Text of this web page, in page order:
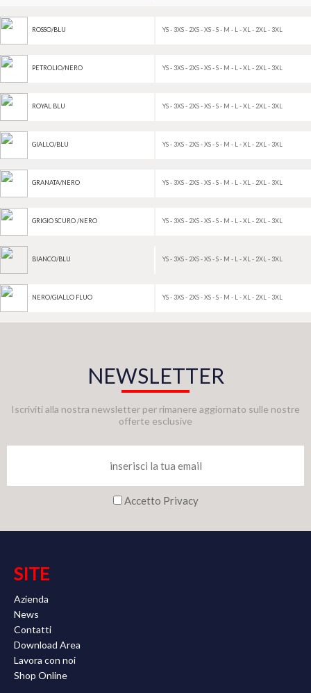
ROSSO/BLU YS - 3XS - 2XS - XS - S - M - L - XL - 2XL - 3XL
PETROLIO/NERO YS - 3XS - 2XS - XS - S - M - L - XL - 2XL - 3XL
ROYAL BLU YS - 3XS - 2XS - XS - S - M - L - XL - 2XL - 3XL
GIALLO/BLU YS - 3XS - 2XS - XS - S - M - L - XL - 2XL - 3XL
GRANATA/NERO YS - 3XS - 2XS - XS - S - M - L - XL - 2XL - 3XL
GRIGIO SCURO /NERO YS - 3XS - 2XS - XS - S - M - L - XL - 2XL - 3XL
BIANCO/BLU YS - 3XS - 2XS - XS - S - M - L - XL - 2XL - 3XL
NERO/GIALLO FLUO YS - 3XS - 2XS - XS - S - M - L - XL - 2XL - 3XL
NEWSLETTER
Iscriviti alla nostra newsletter per rimanere aggiornato sulle nostre
offerte esclusive
Accetto Privacy
SITE
Azienda
News
Contatti
Download Area
Lavora con noi
Shop Online